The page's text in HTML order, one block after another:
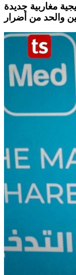
مغاربية جديدة
والحد من أضرار